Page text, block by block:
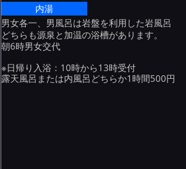
内湯
男女各一、男風呂は岩盤を利用した岩風呂
どちらも源泉と加温の浴槽があります。
朝6時男女交代
※日帰り入浴：10時から13時受付
露天風呂または内風呂どちらか1時間500円